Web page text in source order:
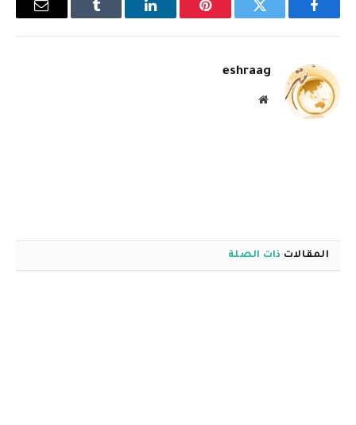
فيسبوك تويتر بينتيريستلينكدإن Tumblr
البريد
eshraag
موقع
المقالات ذات الصلة